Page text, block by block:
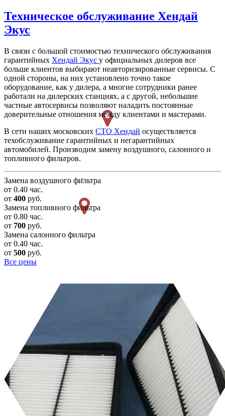
Техническое обслуживание Хендай
Экус
В связи с большой стоимостью технического обслуживания
гарантийных Хендай Экус у официальных дилеров все
больше клиентов выбирают неавторизированные сервисы. С
одной стороны, на них установлено точно такое
оборудование, как у дилера, а многие сотрудники ранее
работали на дилерских станциях, а с другой, небольшие
частные автосервисы позволяют наладить постоянные
доверительные отношения между клиентами и мастерами.
В сети наших московских СТО Хендай осуществляется
техобслуживание гарантийных и негарантийных
автомобилей. Производим замену воздушного, салонного и
топливного фильтров.
Замена воздушного фильтра
от 0.40 час.
от 400 руб.
Замена топливного фильтра
от 0.80 час.
от 700 руб.
Замена салонного фильтра
от 0.40 час.
от 500 руб.
Все цены